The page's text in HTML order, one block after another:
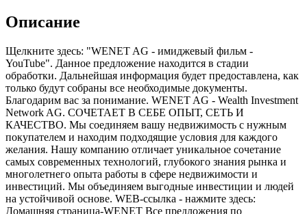
Описание
Щелкните здесь: "WENET AG - имиджевый фильм -
YouTube". Данное предложение находится в стадии
обработки. Дальнейшая информация будет предоставлена, как
только будут собраны все необходимые документы.
Благодарим вас за понимание. WENET AG - Wealth Investment
Network AG. СОЧЕТАЕТ В СЕБЕ ОПЫТ, СЕТЬ И
КАЧЕСТВО. Мы соединяем вашу недвижимость с нужным
покупателем и находим подходящие условия для каждого
желания. Нашу компанию отличает уникальное сочетание
самых современных технологий, глубокого знания рынка и
многолетнего опыта работы в сфере недвижимости и
инвестиций. Мы объединяем выгодные инвестиции и людей
на устойчивой основе. WEB-ссылка - нажмите здесь:
Домашняя страница-WENET Все предложения по